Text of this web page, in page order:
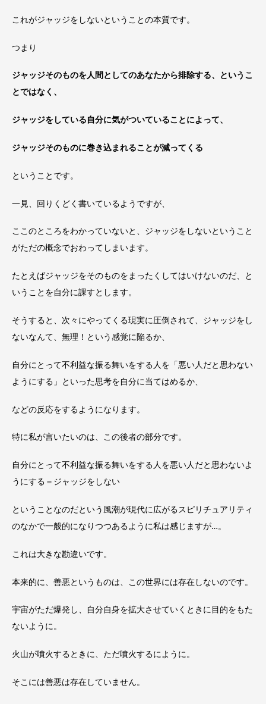
これがジャッジをしないということの本質です。
つまり
ジャッジそのものを人間としてのあなたから排除する、というこ
とではなく、
ジャッジをしている自分に気がついていることによって、
ジャッジそのものに巻き込まれることが減ってくる
ということです。
一見、回りくどく書いているようですが、
ここのところをわかっていないと、ジャッジをしないということ
がただの概念でおわってしまいます。
たとえばジャッジをそのものをまったくしてはいけないのだ、と
いうことを自分に課すとします。
そうすると、次々にやってくる現実に圧倒されて、ジャッジをし
ないなんて、無理！という感覚に陥るか、
自分にとって不利益な振る舞いをする人を「悪い人だと思わない
ようにする」といった思考を自分に当てはめるか、
などの反応をするようになります。
特に私が言いたいのは、この後者の部分です。
自分にとって不利益な振る舞いをする人を悪い人だと思わないよ
うにする＝ジャッジをしない
ということなのだという風潮が現代に広がるスピリチュアリティ
のなかで一般的になりつつあるように私は感じますが…。
これは大きな勘違いです。
本来的に、善悪というものは、この世界には存在しないのです。
宇宙がただ爆発し、自分自身を拡大させていくときに目的をもた
ないように。
火山が噴火するときに、ただ噴火するにように。
そこには善悪は存在していません。